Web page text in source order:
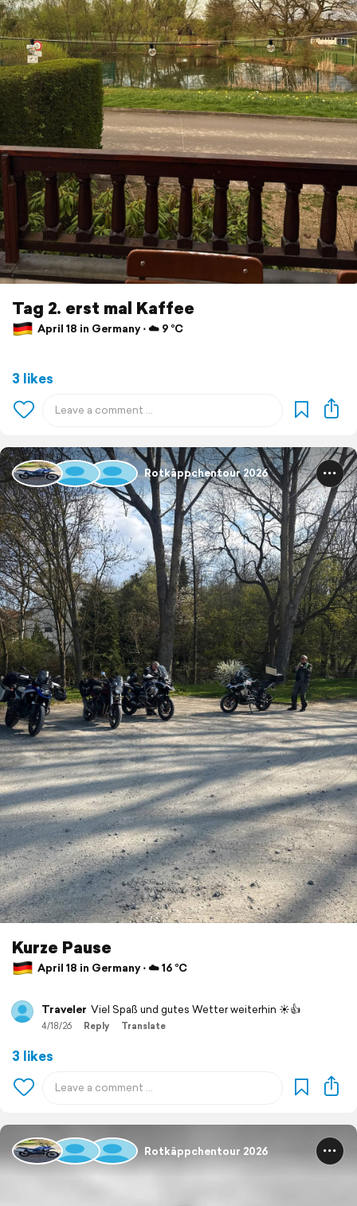
Tag 2. erst mal Kaffee
April 18 in Germany ⋅ ☁️ 9 °C
3 likes
Rotkäppchentour 2026
Kurze Pause
April 18 in Germany ⋅ ☁️ 16 °C
Traveler Viel Spaß und gutes Wetter weiterhin ☀️👍
4/18/26 Reply Translate
3 likes
Rotkäppchentour 2026